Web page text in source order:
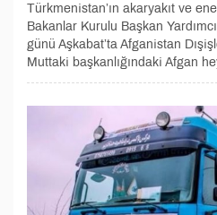
Türkmenistan’ın akaryakıt ve
Bakanlar Kurulu Başkan
günü Aşkabat’ta Afganistan
Muttaki başkanlığındaki Afgan